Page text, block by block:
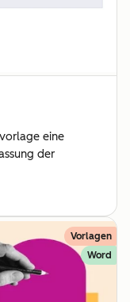
eine
der
Vorlagen
Word